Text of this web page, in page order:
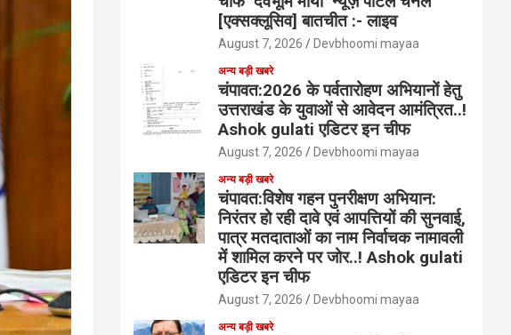
[एक्सक्लूसिव] बातचीत :- लाइव
August 7, 2026 Devbhoomi mayaa
अन्य बड़ी खबरे
चंपावत:2026 के पर्वतारोहण अभियानों हेतु
उत्तराखंड के युवाओं से आवेदन आमंत्रित..!
Ashok gulati एडिटर इन चीफ
August 7, 2026 Devbhoomi mayaa
अन्य बड़ी खबरे
चंपावत:विशेष गहन पुनरीक्षण अभियान:
निरंतर हो रही दावे एवं आपत्तियों की सुनवाई,
पात्र मतदाताओं का नाम निर्वाचक नामावली
में शामिल करने पर जोर..! Ashok gulati
एडिटर इन चीफ
August 7, 2026 Devbhoomi mayaa
अन्य बड़ी खबरे